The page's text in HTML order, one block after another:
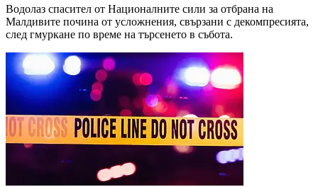
Водолаз спасител от Националните сили за отбрана на
Малдивите почина от усложнения, свързани с декомпресията,
след гмуркане по време на търсенето в събота.